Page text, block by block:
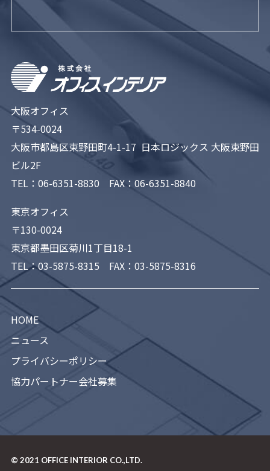
大阪オフィス
〒534-0024
大阪市都島区東野田町4-1-17 日本ロジックス 大阪東野田
ビル2F
TEL： 06-6351-8830 FAX：06-6351-8840
東京オフィス
〒130-0024
東京都墨田区菊川1丁目18-1
TEL：03-5875-8315 FAX：03-5875-8316
HOME
ニュース
プライバシーポリシー
協力パートナー会社募集
© 2021 OFFICE INTERIOR CO.,LTD.